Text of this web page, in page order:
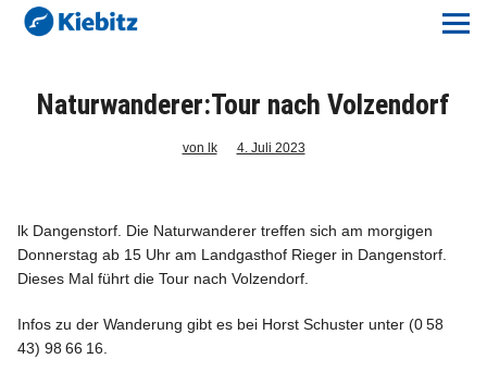
Kiebitz-Online
Aktuelles E-Paper
Anzeigenpreise
Meine Region Online
Naturwanderer:Tour nach Volzendorf
von lk 4. Juli 2023
lk Dangenstorf. Die Naturwanderer treffen sich am morgigen
Donnerstag ab 15 Uhr am Landgasthof Rieger in Dangenstorf.
Dieses Mal führt die Tour nach Volzendorf.
Infos zu der Wanderung gibt es bei Horst Schuster unter (0 58
43) 98 66 16.